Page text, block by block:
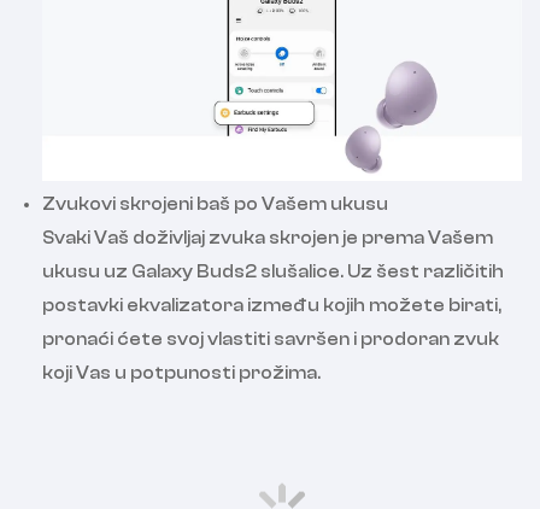
Zvukovi skrojeni baš po Vašem ukusu
Svaki Vaš doživljaj zvuka skrojen je prema Vašem
ukusu uz Galaxy Buds2 slušalice. Uz šest različitih
postavki ekvalizatora između kojih možete birati,
pronaći ćete svoj vlastiti savršen i prodoran zvuk
koji Vas u potpunosti prožima.